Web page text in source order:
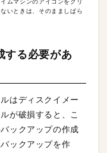
いときは、そのまましばら
する必要があ
はディスクイメー
が破損すると、こ
ックアップの作成
ックアップを作